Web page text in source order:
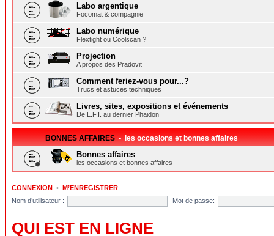
Labo argentique
Focomat & compagnie
Labo numérique
Flextight ou Coolscan ?
Projection
A propos des Pradovit
Comment feriez-vous pour...?
Trucs et astuces techniques
Livres, sites, expositions et événements
De L.F.I. au dernier Phaidon
BONNES AFFAIRES • les occasions et bonnes affaires
Bonnes affaires
les occasions et bonnes affaires
CONNEXION • M’ENREGISTRER
Nom d’utilisateur :
Mot de passe:
QUI EST EN LIGNE